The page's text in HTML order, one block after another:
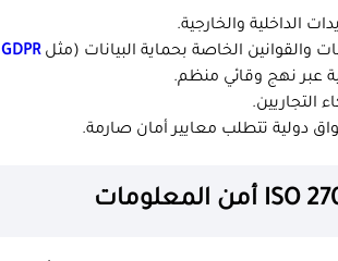
الداخلية والخارجية.
والقوانين الخاصة بحماية البيانات (مثلGDPR
عبر نهج وقائي منظم.
التجاريين.
دولية تتطلب معايير أمان صارمة.